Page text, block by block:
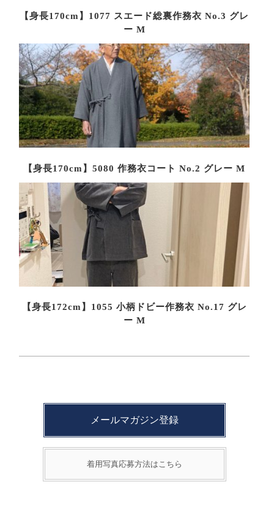
【身長170cm】1077 スエード総裏作務衣 No.3 グレ
ー M
【身長170cm】5080 作務衣コート No.2 グレー M
【身長172cm】1055 小柄ドビー作務衣 No.17 グレ
ー M
メールマガジン登録
着用写真応募方法はこちら